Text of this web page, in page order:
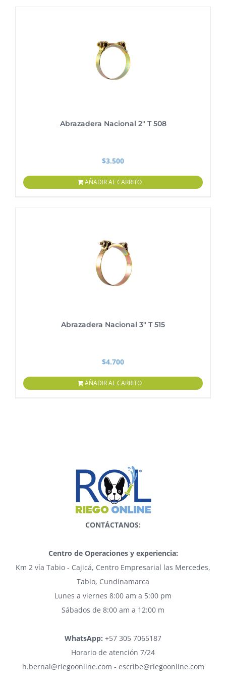
Abrazadera Nacional 2″ T 508
$3.500
AÑADIR AL CARRITO
Abrazadera Nacional 3″ T 515
$4.700
AÑADIR AL CARRITO
CONTÁCTANOS:
Centro de Operaciones y experiencia:
Km 2 vía Tabio - Cajicá, Centro Empresarial las Mercedes,
Tabio, Cundinamarca
Lunes a viernes 8:00 am a 5:00 pm
Sábados de 8:00 am a 12:00 m
WhatsApp: +57 305 7065187
Horario de atención 7/24
h.bernal@riegoonline.com - escribe@riegoonline.com